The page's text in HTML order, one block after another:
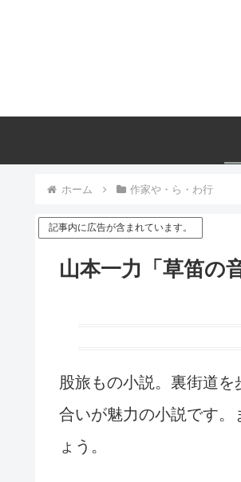
ホーム 作家や・ら・わ行
記事内に広告が含まれています。
山本一力「草笛の
股旅もの小説。裏街道
合いが魅力の小説です
ょう。